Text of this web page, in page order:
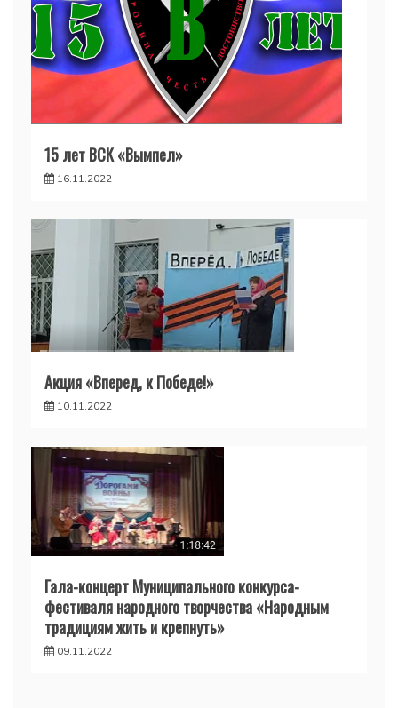
15 лет ВСК «Вымпел»
16.11.2022
Акция «Вперед, к Победе!»
10.11.2022
Гала-концерт Муниципального конкурса-
фестиваля народного творчества «Народным
традициям жить и крепнуть»
09.11.2022